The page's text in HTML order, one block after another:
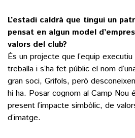
L’estadi caldrà que tingui un
pensat en algun model
valors del club?
És un projecte que l’equip
treballa i s’ha fet públic el nom
gran soci, Grifols, però
hi ha. Posar cognom al Camp Nou
present l’impacte simbòlic, de
d’imatge.